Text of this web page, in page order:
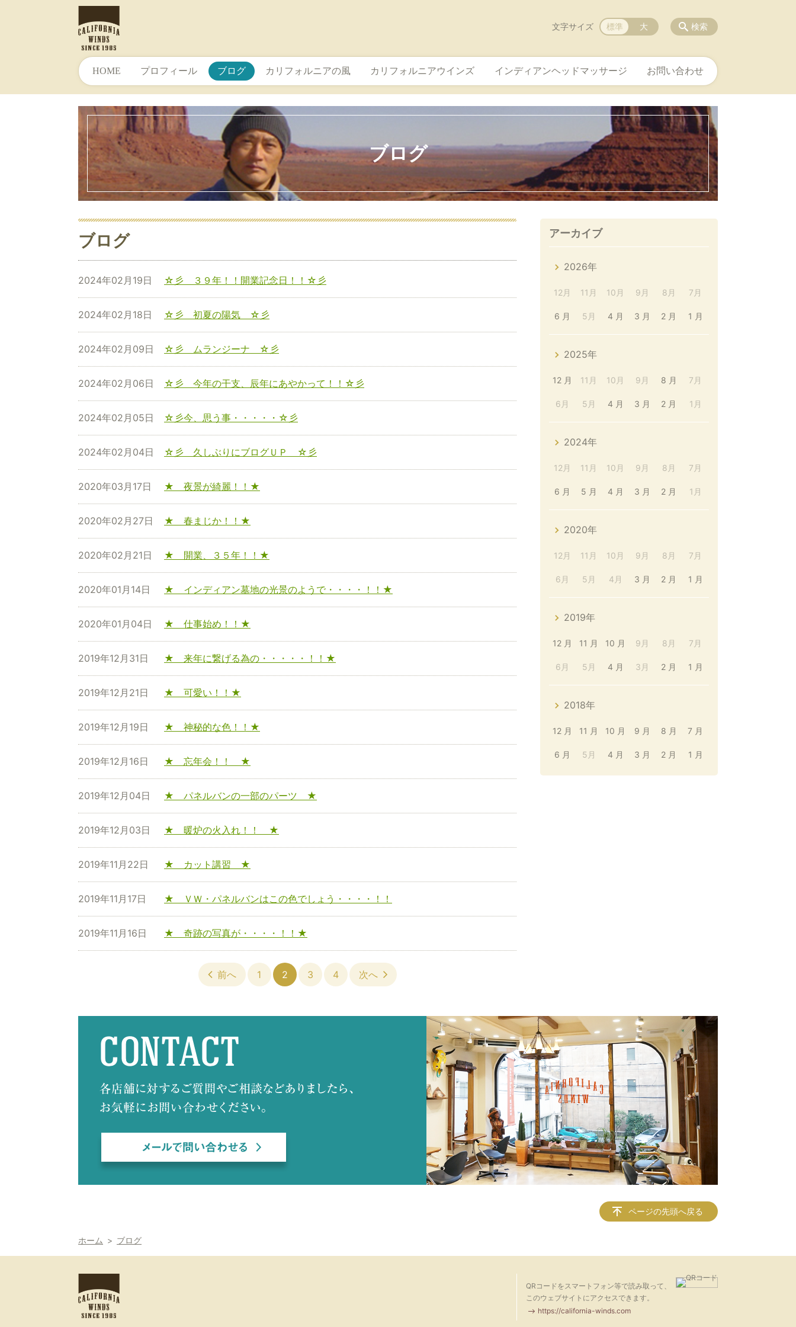
HOME プロフィール ブログ カリフォルニアの風 カリフォルニアウインズ インディアンヘッドマッサージ お問い合わせ
検索
文字サイズ 標準 大
ブログ
ブログ
☆彡 ３９年！！開業記念日！！☆彡
2024年02月19日
☆彡 初夏の陽気 ☆彡
2024年02月18日
☆彡 ムランジーナ ☆彡
2024年02月09日
☆彡 今年の干支、辰年にあやかって！！☆彡
2024年02月06日
☆彡今、思う事・・・・・☆彡
2024年02月05日
☆彡 久しぶりにブログＵＰ ☆彡
2024年02月04日
★ 夜景が綺麗！！★
2020年03月17日
★ 春まじか！！★
2020年02月27日
★ 開業、３５年！！★
2020年02月21日
★ インディアン墓地の光景のようで・・・・！！★
2020年01月14日
★ 仕事始め！！★
2020年01月04日
★ 来年に繋げる為の・・・・・！！★
2019年12月31日
★ 可愛い！！★
2019年12月21日
★ 神秘的な色！！★
2019年12月19日
★ 忘年会！！ ★
2019年12月16日
★ パネルバンの一部のパーツ ★
2019年12月04日
★ 暖炉の火入れ！！ ★
2019年12月03日
★ カット講習 ★
2019年11月22日
★ ＶＷ・パネルバンはこの色でしょう・・・・！！
2019年11月17日
★ 奇跡の写真が・・・・！！★
2019年11月16日
前へ 1 2 3 4 次へ
アーカイブ
2026年
12月 11月 10月 9月 8月 7月
6 月 5月 4 月 3 月 2 月 1 月
2025年
12 月 11月 10月 9月 8 月 7月
6月 5月 4 月 3 月 2 月 1月
2024年
12月 11月 10月 9月 8月 7月
6 月 5 月 4 月 3 月 2 月 1月
2020年
12月 11月 10月 9月 8月 7月
6月 5月 4月 3 月 2 月 1 月
2019年
12 月 11 月 10 月 9月 8月 7月
6月 5月 4 月 3月 2 月 1 月
2018年
12 月 11 月 10 月 9 月 8 月 7 月
6 月 5月 4 月 3 月 2 月 1 月
ページの先頭へ戻る
ホーム ブログ
QRコードをスマートフォン等で読み取って、
このウェブサイトにアクセスできます。
https://california-winds.com